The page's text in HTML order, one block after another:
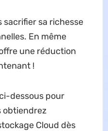
sacrifier sa richesse
En même
une réduction
!
dessous pour
obtiendrez
Cloud dès